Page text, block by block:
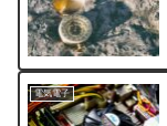
電気電子